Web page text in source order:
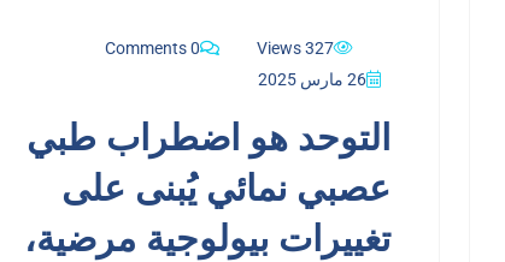
327 Views
0 Comments
26 مارس 2025
التوحد هو اضطراب طبي
عصبي نمائي يُبنى على
تغييرات بيولوجية مرضية،